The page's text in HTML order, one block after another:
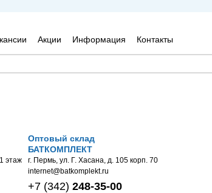
Акции Информация Контакты
этаж
Оптовый склад
БАТКОМПЛЕКТ
г. Пермь, ул. Г. Хасана, д. 105 корп. 70
internet@batkomplekt.ru
+7 (342) 248-35-00